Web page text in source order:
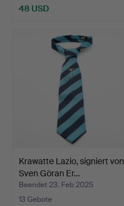
48 USD
Krawatte Lazio, signiert von
Sven Göran Er…
Beendet 23. Feb 2025
13 Gebote